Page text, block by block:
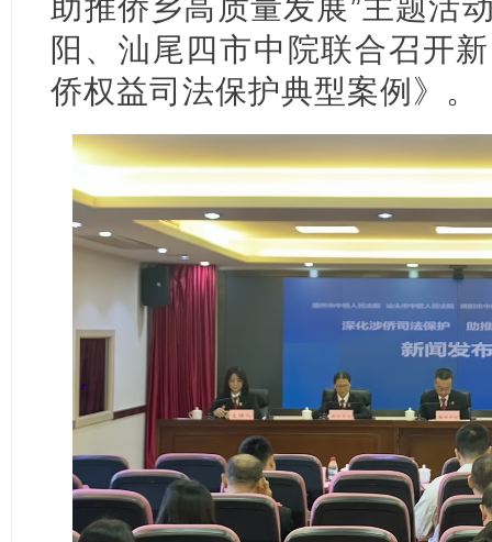
阳、汕尾四市中院联合召开
侨权益司法保护典型案例》。